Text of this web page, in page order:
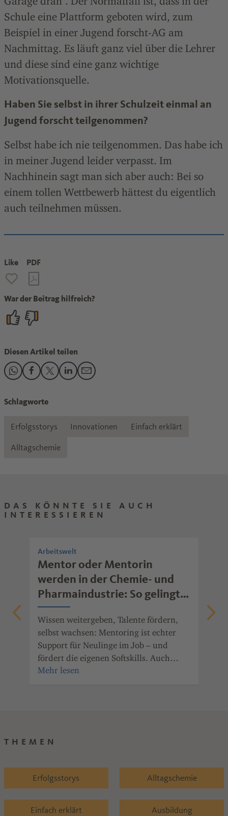
Schule eine Plattform geboten wird, zum
Beispiel in einer Jugend forscht-AG am
Nachmittag. Es läuft ganz viel über die Lehrer
und diese sind eine ganz wichtige
Motivationsquelle.
Haben Sie selbst in ihrer Schulzeit einmal an
Jugend forscht teilgenommen?
Selbst habe ich nie teilgenommen. Das habe ich
in meiner Jugend leider verpasst. Im
Nachhinein sagt man sich aber auch: Bei so
einem tollen Wettbewerb hättest du eigentlich
auch teilnehmen müssen.
Like PDF
War der Beitrag hilfreich?
Diesen Artikel teilen
Den Beitrag "Jugend forscht-Projekte im Interview" teilen
Den Beitrag "Jugend forscht-Projekte im Interview"
Den Beitrag "Jugend forscht-Projekte im
Den Beitrag "Jugend forscht-Projekte im
Den Beitrag "Jugend forscht-Projekte
Schlagworte
Erfolgsstorys Innovationen Einfach erklärt
Alltagschemie
DAS KÖNNTE SIE AUCH
INTERESSIEREN
Arbeitswelt
Mentor oder Mentorin
werden in der Chemie- und
Pharmaindustrie: So gelingt
erfolgreiches Mentoring
Wissen weitergeben, Talente fördern,
selbst wachsen: Mentoring ist echter
Support für Neulinge im Job – und
fördert die eigenen Softskills. Auch
Unternehmen der Chemie- und
THEMEN
Erfolgsstorys Alltagschemie
Einfach erklärt Ausbildung